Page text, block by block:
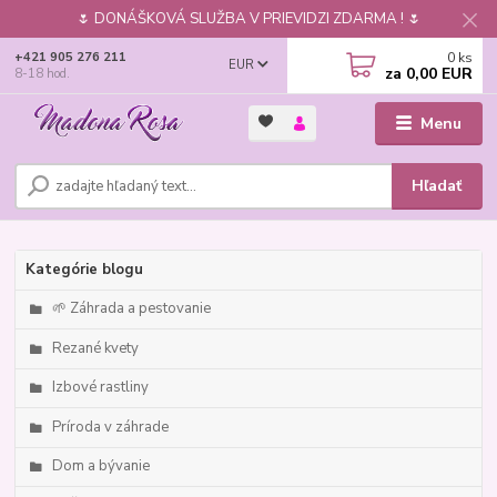
🌷 DONÁŠKOVÁ SLUŽBA V PRIEVIDZI ZDARMA ! 🌷
Menu
EUR
Hľadať
+421 905 276 211
8-18 hod.
0 ks
za 0,00 EUR
Kategórie blogu
🌱 Záhrada a pestovanie
Rezané kvety
Izbové rastliny
Príroda v záhrade
Dom a bývanie